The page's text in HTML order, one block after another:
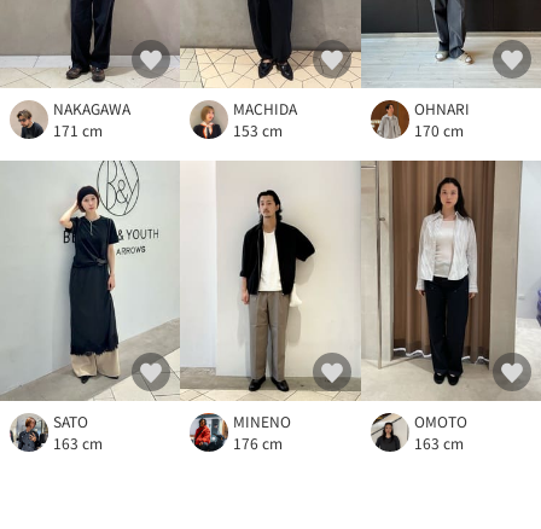
NAKAGAWA
171 cm
MACHIDA
153 cm
OHNARI
170 cm
SATO
163 cm
MINENO
176 cm
OMOTO
163 cm